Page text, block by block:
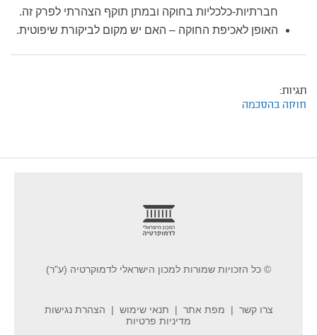
חברתיות-כלכליות בחוקה ובמתן תוקף הצהרתי לפרק זה.
האופן לאכיפת החוקה – האם יש מקום לביקורת שיפוטית.
תגיות:
חוקה בהסכמה
© כל הזכויות שמורות למכון הישראלי לדמוקרטיה (ע"ר)
צרו קשר מפת אתר תנאי שימוש
הצהרת נגישות
מדיניות פרטיות